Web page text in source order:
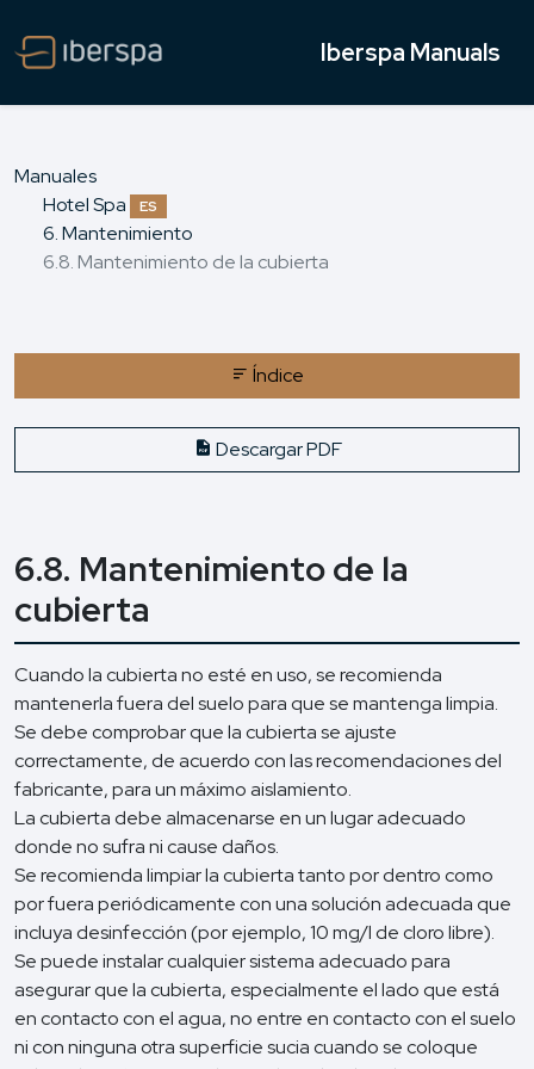
Iberspa Manuals
Manuales
Hotel Spa
ES
6. Mantenimiento
6.8. Mantenimiento de la cubierta
Índice
Descargar PDF
6.8. Mantenimiento de la
cubierta
Cuando la cubierta no esté en uso, se recomienda
mantenerla fuera del suelo para que se mantenga limpia.
Se debe comprobar que la cubierta se ajuste
correctamente, de acuerdo con las recomendaciones del
fabricante, para un máximo aislamiento.
La cubierta debe almacenarse en un lugar adecuado
donde no sufra ni cause daños.
Se recomienda limpiar la cubierta tanto por dentro como
por fuera periódicamente con una solución adecuada que
incluya desinfección (por ejemplo, 10 mg/l de cloro libre).
Se puede instalar cualquier sistema adecuado para
asegurar que la cubierta, especialmente el lado que está
en contacto con el agua, no entre en contacto con el suelo
ni con ninguna otra superficie sucia cuando se coloque